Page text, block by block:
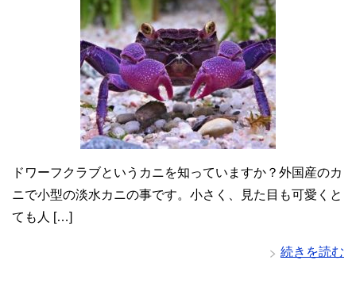
ドワーフクラブというカニを知っていますか？外国産のカ
ニで小型の淡水カニの事です。小さく、見た目も可愛くと
ても人 […]
続きを読む